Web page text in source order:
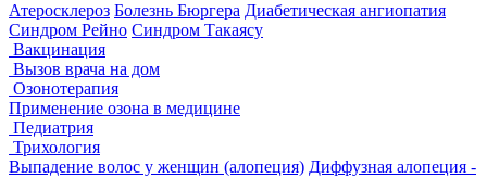
Атеросклероз Болезнь Бюргера Диабетическая ангиопатия
Синдром Рейно Синдром Такаясу
Вакцинация
Вызов врача на дом
Озонотерапия
Применение озона в медицине
Педиатрия
Трихология
Выпадение волос у женщин (алопеция) Диффузная алопеция -